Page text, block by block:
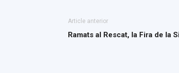
Article anterior
Ramats al Rescat, la Fira de la